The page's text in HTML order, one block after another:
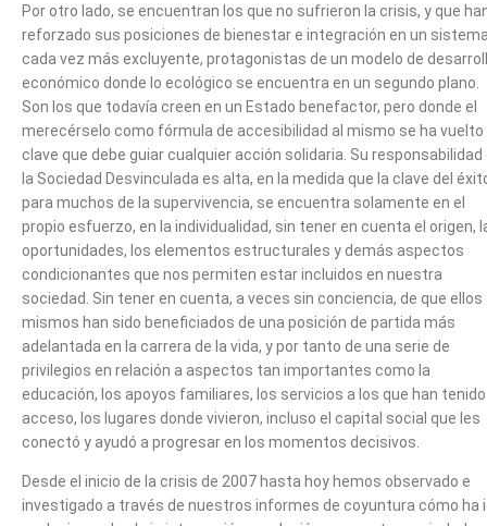
Por otro lado, se encuentran los que no sufrieron la crisis, y que
reforzado sus posiciones de bienestar e integración en un
cada vez más excluyente, protagonistas de un modelo de
económico donde lo ecológico se encuentra en un segundo plano.
Son los que todavía creen en un Estado benefactor, pero donde el
merecérselo como fórmula de accesibilidad al mismo se ha vuelto
clave que debe guiar cualquier acción solidaria. Su responsabilidad
la Sociedad Desvinculada es alta, en la medida que la clave del
para muchos de la supervivencia, se encuentra solamente en el
propio esfuerzo, en la individualidad, sin tener en cuenta el origen,
oportunidades, los elementos estructurales y demás aspectos
condicionantes que nos permiten estar incluidos en nuestra
sociedad. Sin tener en cuenta, a veces sin conciencia, de que ellos
mismos han sido beneficiados de una posición de partida más
adelantada en la carrera de la vida, y por tanto de una serie de
privilegios en relación a aspectos tan importantes como la
educación, los apoyos familiares, los servicios a los que han tenido
acceso, los lugares donde vivieron, incluso el capital social que les
conectó y ayudó a progresar en los momentos decisivos.
Desde el inicio de la crisis de 2007 hasta hoy hemos observado e
investigado a través de nuestros informes de coyuntura cómo ha